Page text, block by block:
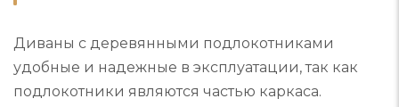
Диваны с деревянными подлокотниками
удобные и надежные в эксплуатации, так как
подлокотники являются частью каркаса.